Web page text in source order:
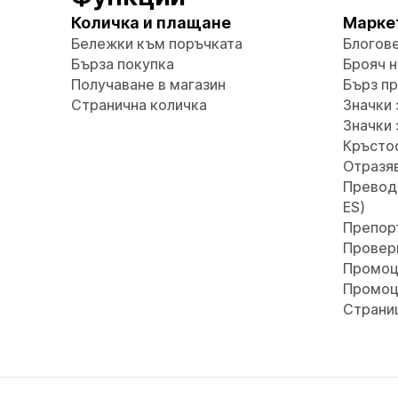
Количка и плащане
Бележки към поръчката
Бърза покупка
Получаване в магазин
Странична количка
Брояч
Бърз
Значки
Значки
ES)